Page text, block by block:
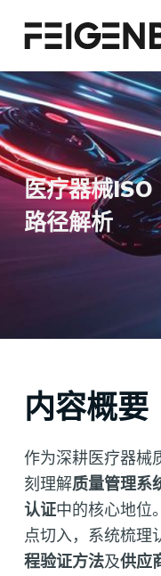
跳
过
内
容
医疗器械
路径解析
内容概要
作为深耕医疗器械
刻理解质量管理系
认证中的核心地位
点切入，系统梳理
程验证方法及供应